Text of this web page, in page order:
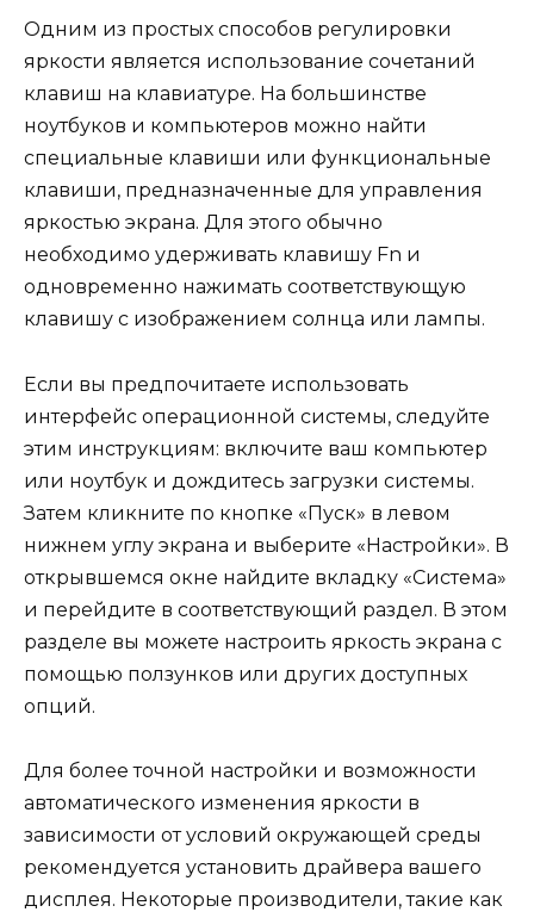
Одним из простых способов регулировки
яркости является использование сочетаний
клавиш на клавиатуре. На большинстве
ноутбуков и компьютеров можно найти
специальные клавиши или функциональные
клавиши, предназначенные для управления
яркостью экрана. Для этого обычно
необходимо удерживать клавишу Fn и
одновременно нажимать соответствующую
клавишу с изображением солнца или лампы.
Если вы предпочитаете использовать
интерфейс операционной системы, следуйте
этим инструкциям: включите ваш компьютер
или ноутбук и дождитесь загрузки системы.
Затем кликните по кнопке «Пуск» в левом
нижнем углу экрана и выберите «Настройки». В
открывшемся окне найдите вкладку «Система»
и перейдите в соответствующий раздел. В этом
разделе вы можете настроить яркость экрана с
помощью ползунков или других доступных
опций.
Для более точной настройки и возможности
автоматического изменения яркости в
зависимости от условий окружающей среды
рекомендуется установить драйвера вашего
дисплея. Некоторые производители, такие как